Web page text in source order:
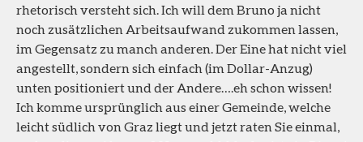
rhetorisch versteht sich. Ich will dem Bruno ja nicht
noch zusätzlichen Arbeitsaufwand zukommen lassen,
im Gegensatz zu manch anderen. Der Eine hat nicht viel
angestellt, sondern sich einfach (im Dollar-Anzug)
unten positioniert und der Andere….eh schon wissen!
Ich komme ursprünglich aus einer Gemeinde, welche
leicht südlich von Graz liegt und jetzt raten Sie einmal,